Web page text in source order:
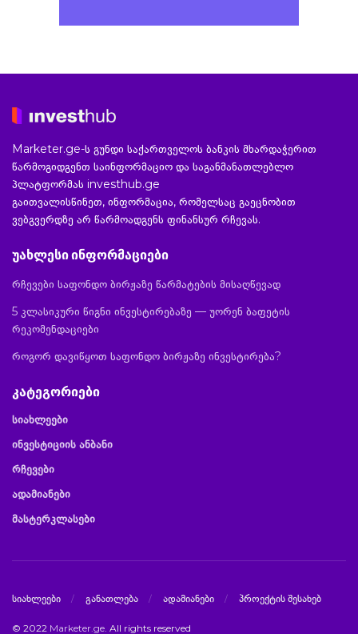
Marketer.ge-ს გუნდი საქართველოს ბანკის მხარდაჭერით
წარმოგიდგენთ საინფორმაციო და საგანმანათლებლო
პლატფორმას investhub.ge
გაითვალისწინეთ, ინფორმაცია, რომელსაც გაეცნობით
ვებგვერდზე არ წარმოადგენს ფინანსურ რჩევას.
უახლესი ინფორმაციები
რჩევები საფონდო ბირჟაზე წარმატების მისაღწევად
5 კლასიკური წიგნი ინვესტირებაზე — უორენ ბაფეტის
რეკომენდაციები
როგორ დავიწყოთ საფონდო ბირჟაზე ინვესტირება?
კატეგორიები
სიახლეები
ინვესტიციის ანბანი
რჩევები
ადამიანები
მასტერკლასები
სიახლეები განათლება ადამიანები პროექტის შესახებ
© 2022 Marketer.ge . All rights reserved